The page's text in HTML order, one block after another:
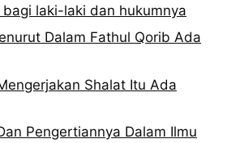
laki-laki dan hukumnya
Dalam Fathul Qorib Ada
Shalat Itu Ada
Pengertiannya Dalam Ilmu